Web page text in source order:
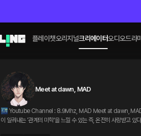
플레이챗오리지널크리에이터오디오드라
Meet at dawn, MAD
🌃 Youtube Channel : 8.9Mhz, MAD Meet at dawn, MAD의 채널은 제 특유의 목소리로 제가 추구하는 SM을 풀어나가고 있습니다. 단순히 가학적인 행위들로 '쾌락'만을 추구하는 것이 아닌 인간 대 인간
이 일궈내는 '관계의 미학'을 느낄 수 있는 즉, 온전히 사랑받고